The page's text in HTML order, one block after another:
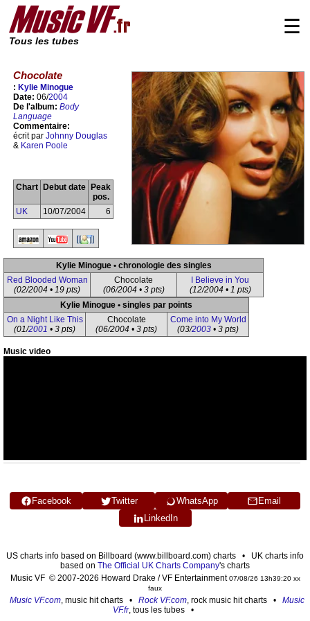
Tous les tubes
☰
Chocolate
: Kylie Minogue
Date: 06/2004
De l'album: Body
Language
Commentaire:
écrit par Johnny Douglas
& Karen Poole
Chart Debut date
Peak
pos.
UK
10/07/2004 6
Kylie Minogue • chronologie des singles
Red Blooded Woman
(02/2004 • 19 pts)
Chocolate
(06/2004 • 3 pts)
I Believe in You
(12/2004 • 1 pts)
Kylie Minogue • singles par points
On a Night Like This
(01/2001 • 3 pts)
Chocolate
(06/2004 • 3 pts)
Come into My World
(03/2003 • 3 pts)
Music video
Facebook Twitter WhatsApp
Email
LinkedIn
US charts info based on Billboard (www.billboard.com) charts • UK charts info
based on The Official UK Charts Company's charts
Music VF © 2007-2026 Howard Drake / VF Entertainment07/08/26 13h39:20 xx
faux
Music VF.com, music hit charts • Rock VF.com, rock music hit charts • Music
VF.fr, tous les tubes •